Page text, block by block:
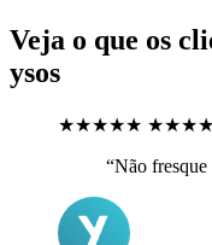
Veja o que os
ysos
★★★★★
“Não